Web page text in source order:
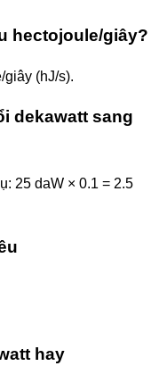
hectojoule/giây?
giây (hJ/s).
dekawatt sang
25 daW × 0.1 = 2.5
hay